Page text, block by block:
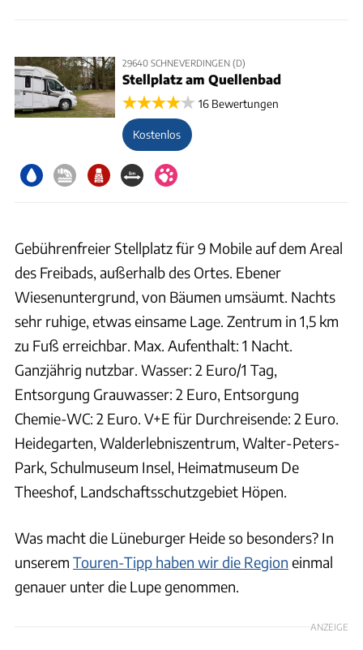
29640 SCHNEVERDINGEN (D)
Stellplatz am Quellenbad
16 Bewertungen
Kostenlos
Gebührenfreier Stellplatz für 9 Mobile auf dem Areal
des Freibads, außerhalb des Ortes. Ebener
Wiesenuntergrund, von Bäumen umsäumt. Nachts
sehr ruhige, etwas einsame Lage. Zentrum in 1,5 km
zu Fuß erreichbar. Max. Aufenthalt: 1 Nacht.
Ganzjährig nutzbar. Wasser: 2 Euro/1 Tag,
Entsorgung Grauwasser: 2 Euro, Entsorgung
Chemie-WC: 2 Euro. V+E für Durchreisende: 2 Euro.
Heidegarten, Walderlebniszentrum, Walter-Peters-
Park, Schulmuseum Insel, Heimatmuseum De
Theeshof, Landschaftsschutzgebiet Höpen.
Was macht die Lüneburger Heide so besonders? In
unserem Touren-Tipp haben wir die Region einmal
genauer unter die Lupe genommen.
ANZEIGE